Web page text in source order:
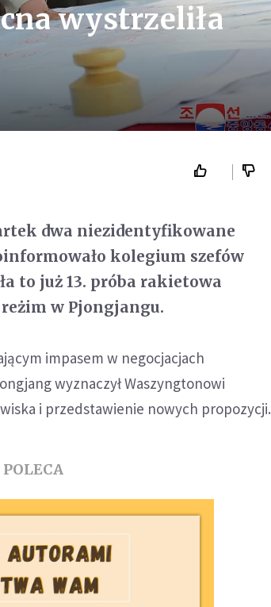
wystrzeliła
dwa niezidentyfikowane
kolegium szefów
to już 13. próba rakietowa
w Pjongjangu.
impasem w negocjacjach
wyznaczył Waszyngtonowi
i przedstawienie nowych propozycji.